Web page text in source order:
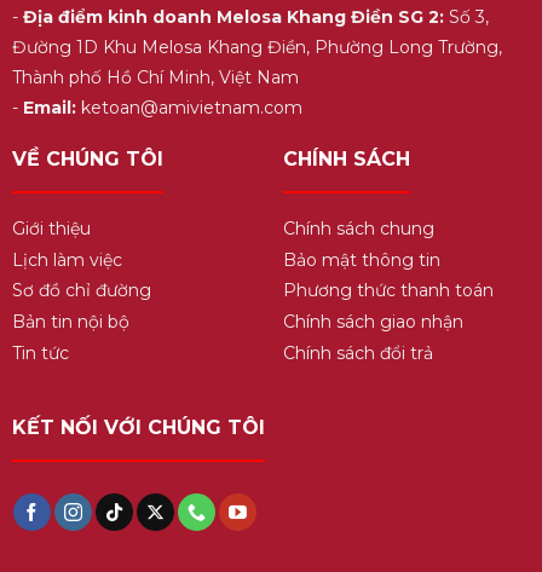
- Địa điểm kinh doanh Melosa Khang Điền SG 2:Số 3,
Đường 1D Khu Melosa Khang Điền, Phường Long Trường,
Thành phố Hồ Chí Minh, Việt Nam
- Email:ketoan@amivietnam.com
VỀ CHÚNG TÔI
Giới thiệu
Lịch làm việc
Sơ đồ chỉ đường
Bản tin nội bộ
Tin tức
CHÍNH SÁCH
Chính sách chung
Bảo mật thông tin
Phương thức thanh toán
Chính sách giao nhận
Chính sách đổi trả
KẾT NỐI VỚI CHÚNG TÔI